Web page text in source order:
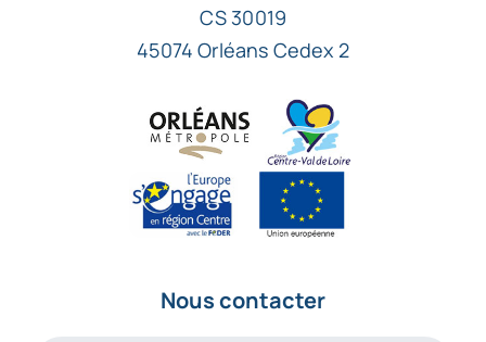
CS 30019
45074 Orléans Cedex 2
Nous contacter